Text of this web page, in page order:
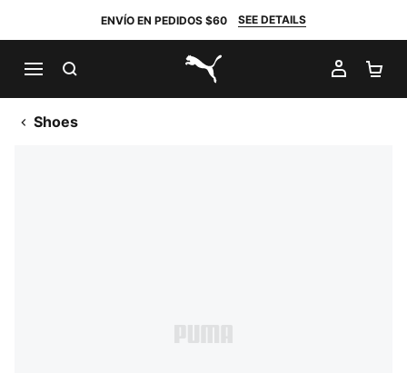
ENVÍO EN PEDIDOS $60 SEE DETAILS
PUMA.com
MI
Shoes